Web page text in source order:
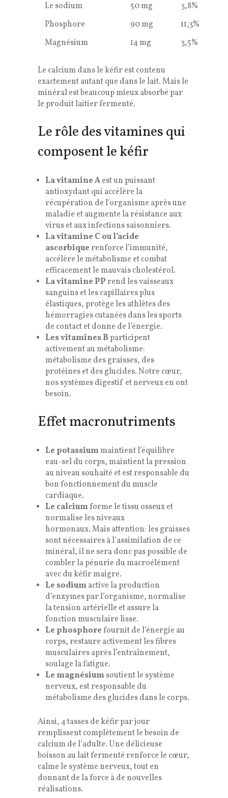
Le sodium
50 mg
3,8%
Phosphore
90 mg
11,3%
Magnésium
14 mg 3,5%
Le calcium dans le kéfir est contenu
exactement autant que dans le lait. Mais le
minéral est beaucoup mieux absorbé par
le produit laitier fermenté.
Le rôle des vitamines qui
composent le kéfir
La vitamine Aest un puissant
antioxydant qui accélère la
récupération de l’organisme après une
maladie et augmente la résistance aux
virus et aux infections saisonniers.
La vitamine C ou l’acide
ascorbique renforce l’immunité,
accélère le métabolisme et combat
efficacement le mauvais cholestérol.
La vitamine PP rend les vaisseaux
sanguins et les capillaires plus
élastiques, protège les athlètes des
hémorragies cutanées dans les sports
de contact et donne de l’énergie.
Les vitamines B participent
activement au métabolisme:
métabolisme des graisses, des
protéines et des glucides. Notre cœur,
nos systèmes digestif et nerveux en ont
besoin.
Effet macronutriments
Le potassiummaintient l’équilibre
eau-sel du corps, maintient la pression
au niveau souhaité et est responsable du
bon fonctionnement du muscle
cardiaque.
Le calciumforme le tissu osseux et
normalise les niveaux
hormonaux. Mais attention: les graisses
sont nécessaires à l’assimilation de ce
minéral, il ne sera donc pas possible de
combler la pénurie du macroélément
avec du kéfir maigre.
Le sodiumactive la production
d’enzymes par l’organisme, normalise
la tension artérielle et assure la
fonction musculaire lisse.
Le phosphorefournit de l’énergie au
corps, restaure activement les fibres
musculaires après l’entraînement,
soulage la fatigue.
Le magnésiumsoutient le système
nerveux, est responsable du
métabolisme des glucides dans le corps.
Ainsi, 4 tasses de kéfir par jour
remplissent complètement le besoin de
calcium de l’adulte. Une délicieuse
boisson au lait fermenté renforce le cœur,
calme le système nerveux, tout en
donnant de la force à de nouvelles
réalisations.